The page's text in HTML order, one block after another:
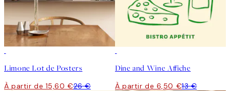
Limone Lot de Posters
À partir de 15,60 €26 €
Dine and Wine Affiche
À partir de 6,50 €13 €